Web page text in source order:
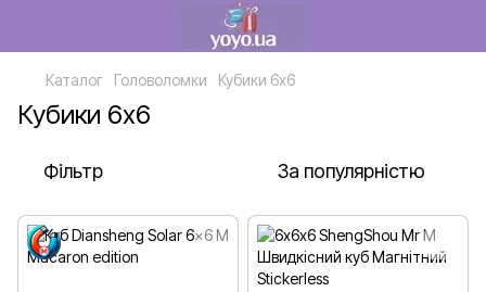
Каталог Головоломки Кубики 6х6
Кубики 6х6
Фільтр За популярністю